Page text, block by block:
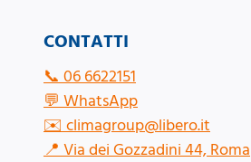
CONTATTI
📞06 6622151
💬WhatsApp
✉️climagroup@libero.it
📍Via dei Gozzadini 44, Roma